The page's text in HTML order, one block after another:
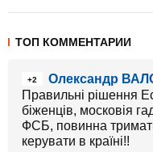
ТОП КОММЕНТАРИИ
+2
Олександр
Правильні рішення
біженців, московія
ФСБ, повинна
керувати в країні!!